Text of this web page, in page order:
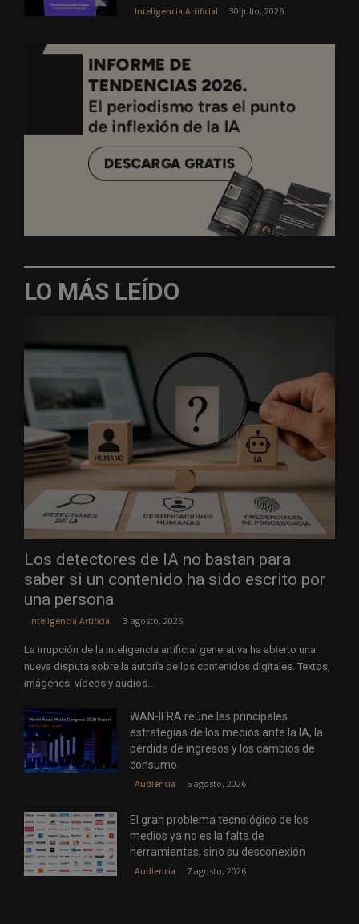
Inteligencia Artificial 30 julio, 2026
LO MÁS LEÍDO
Los detectores de IA no bastan para
saber si un contenido ha sido escrito por
una persona
Inteligencia Artificial 3 agosto, 2026
La irrupción de la inteligencia artificial generativa ha abierto una
nueva disputa sobre la autoría de los contenidos digitales. Textos,
imágenes, vídeos y audios...
WAN-IFRA reúne las principales
estrategias de los medios ante la IA, la
pérdida de ingresos y los cambios de
consumo
Audiencia 5 agosto, 2026
El gran problema tecnológico de los
medios ya no es la falta de
herramientas, sino su desconexión
Audiencia 7 agosto, 2026